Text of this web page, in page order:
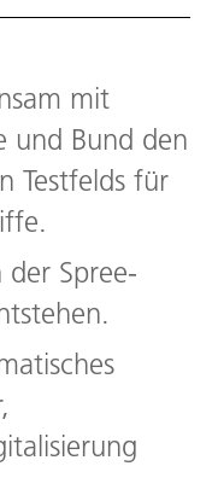
mit
und Bund den
Testfelds für
der Spree-